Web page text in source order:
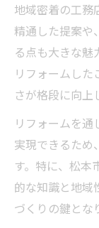
リフ
選択肢
リフ
条件
寒冷地で
リフ
化術
寒さ
説
リフ
地域密着の工務
精通した提案や
る点も大きな魅
リフォームし
さが格段に向上
リフォームを
実現できるため
す。特に、松本
的な知識と地域
づくりの鍵とな